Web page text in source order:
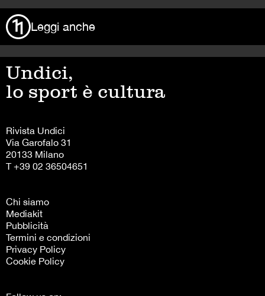
Leggi anche
Undici,
lo sport è cultura
Rivista Undici
Via Garofalo 31
20133 Milano
T +39 02 36504651
Chi siamo
Mediakit
Pubblicità
Termini e condizioni
Privacy Policy
Cookie Policy